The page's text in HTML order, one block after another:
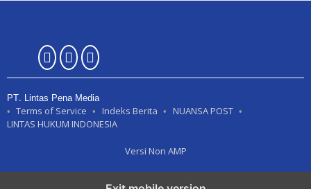
PT. Lintas Pena Media
Terms of Service Indeks Berita
NUANSA POST
LINTAS HUKUM INDONESIA
Versi Non AMP